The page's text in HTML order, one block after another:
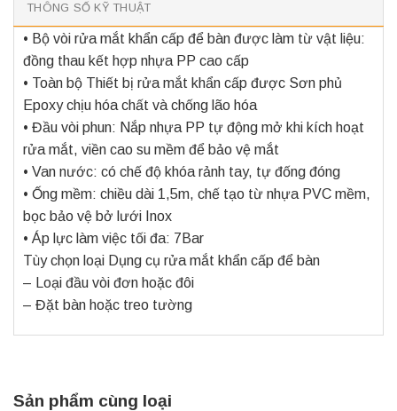
THÔNG SỐ KỸ THUẬT
• Bộ vòi rửa mắt khẩn cấp để bàn được làm từ vật liệu:
đồng thau kết hợp nhựa PP cao cấp
• Toàn bộ Thiết bị rửa mắt khẩn cấp được Sơn phủ
Epoxy chịu hóa chất và chống lão hóa
• Đầu vòi phun: Nắp nhựa PP tự động mở khi kích hoạt
rửa mắt, viền cao su mềm để bảo vệ mắt
• Van nước: có chế độ khóa rảnh tay, tự đống đóng
• Ống mềm: chiều dài 1,5m, chế tạo từ nhựa PVC mềm,
bọc bảo vệ bở lưới Inox
• Áp lực làm việc tối đa: 7Bar
Tùy chọn loại Dụng cụ rửa mắt khẩn cấp để bàn
– Loại đầu vòi đơn hoặc đôi
– Đặt bàn hoặc treo tường
Sản phẩm cùng loại